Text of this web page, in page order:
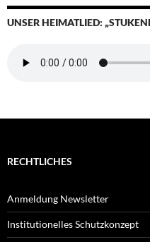
UNSER HEIMATLIED:
RECHTLICHES
Anmeldung Newsletter
Institutionelles Schutzkonzept